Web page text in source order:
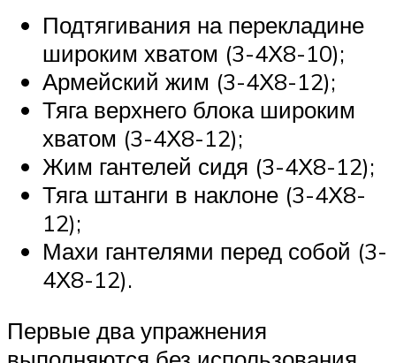
Подтягивания на перекладине
широким хватом (3-4Х8-10);
Армейский жим (3-4Х8-12);
Тяга верхнего блока широким
хватом (3-4Х8-12);
Жим гантелей сидя (3-4Х8-12);
Тяга штанги в наклоне (3-4Х8-
12);
Махи гантелями перед собой (3-
4Х8-12).
Первые два упражнения